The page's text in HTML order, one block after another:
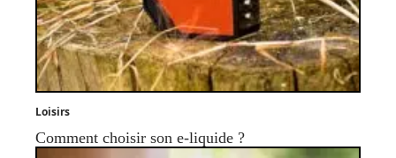
Loisirs
Comment choisir son e-liquide ?